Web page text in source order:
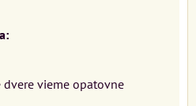
dvere vieme opatovne